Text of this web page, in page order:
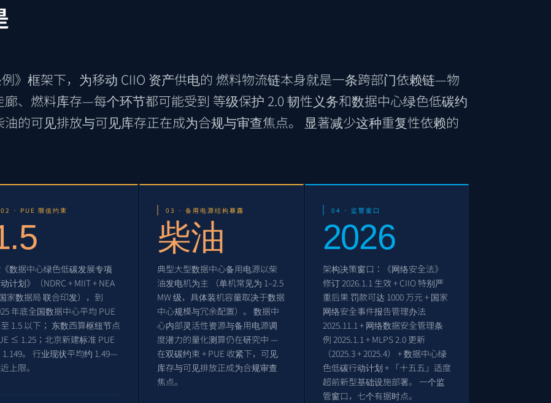
》框架下，为移动 CIIO 资产供电的 燃料物流链本身就是一条跨部门依赖链—物
、燃料库存—每个环节都可能受到 等级保护 2.0 韧性义务和数据中心绿色低碳约
的可见排放与可见库存正在成为合规与审查焦点。 显著减少这种重复性依赖的
02 · PUE 限值约束
数据中心绿色低碳发展专项
计划》（NDRC + MIIT + NEA
家数据局 联合印发），到
年底全国数据中心平均 PUE
1.5 以下； 东数西算枢纽节点
≤ 1.25；北京新建标准 PUE
。 行业现状平均约 1.49—
上限。
03 · 备用电源结构暴露
柴油
典型大型数据中心备用电源以柴
油发电机为主 （单机常见为 1–2.5
MW 级，具体装机容量取决于数据
中心规模与冗余配置）。 数据中
心内部灵活性资源与备用电源调
度潜力的量化测算仍在研究中 —
在双碳约束 + PUE 收紧下，可见
库存与可见排放正成为合规审查
焦点。
04 · 监管窗口
2026
架构决策窗口：《网络安全法》
修订2026.1.1生效 + CIIO 特别严
重后果 罚款可达 1000 万元 + 国家
网络安全事件报告管理办法
2025.11.1+ 网络数据安全管理条
例 2025.1.1+ MLPS 2.0 更新
（2025.3 + 2025.4） + 数据中心绿
色低碳行动计划 + 「十五五」适度
超前新型基础设施部署。 一个监
管窗口，七个有据时点。